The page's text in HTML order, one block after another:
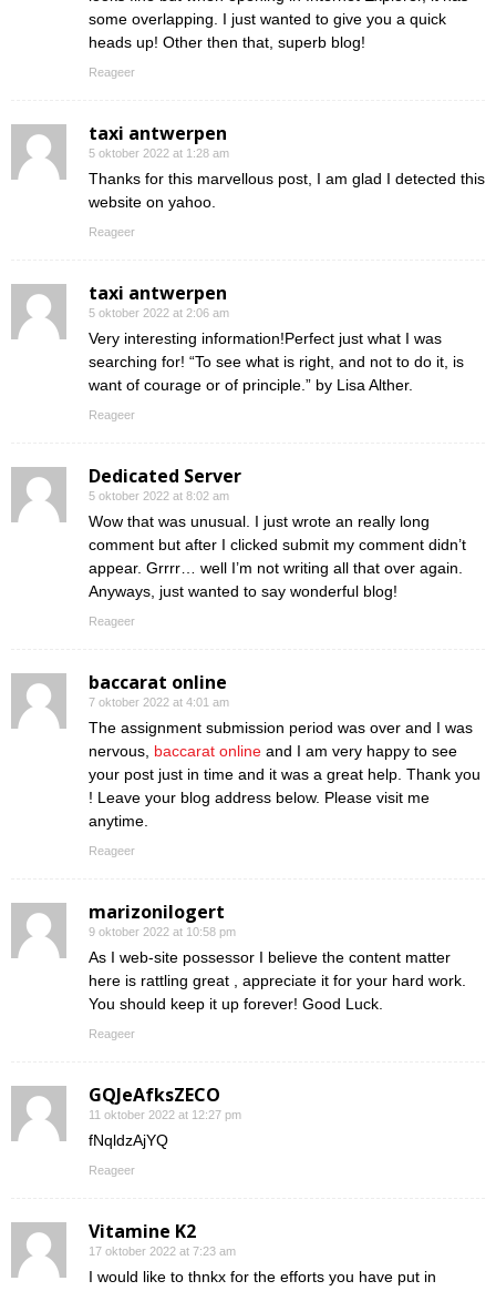
some overlapping. I just wanted to give you a quick
heads up! Other then that, superb blog!
Reageer
taxi antwerpen
5 oktober 2022 at 1:28 am
Thanks for this marvellous post, I am glad I detected this
website on yahoo.
Reageer
taxi antwerpen
5 oktober 2022 at 2:06 am
Very interesting information!Perfect just what I was
searching for! “To see what is right, and not to do it, is
want of courage or of principle.” by Lisa Alther.
Reageer
Dedicated Server
5 oktober 2022 at 8:02 am
Wow that was unusual. I just wrote an really long
comment but after I clicked submit my comment didn’t
appear. Grrrr… well I’m not writing all that over again.
Anyways, just wanted to say wonderful blog!
Reageer
baccarat online
7 oktober 2022 at 4:01 am
The assignment submission period was over and I was
nervous, baccarat online and I am very happy to see
your post just in time and it was a great help. Thank you
! Leave your blog address below. Please visit me
anytime.
Reageer
marizonilogert
9 oktober 2022 at 10:58 pm
As I web-site possessor I believe the content matter
here is rattling great , appreciate it for your hard work.
You should keep it up forever! Good Luck.
Reageer
GQJeAfksZECO
11 oktober 2022 at 12:27 pm
fNqldzAjYQ
Reageer
Vitamine K2
17 oktober 2022 at 7:23 am
I would like to thnkx for the efforts you have put in